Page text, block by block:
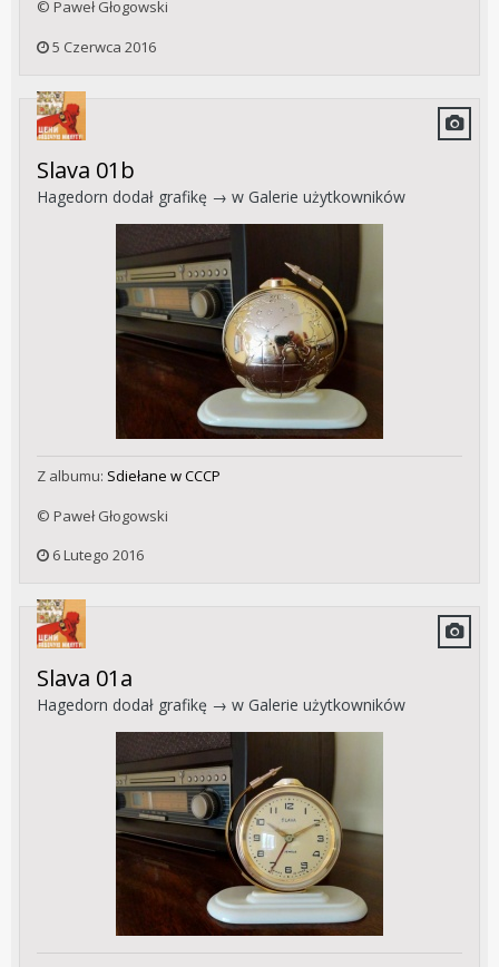
© Paweł Głogowski
5 Czerwca 2016
Slava 01b
Hagedorn dodał grafikę → w Galerie użytkowników
Z albumu: Sdiełane w CCCP
© Paweł Głogowski
6 Lutego 2016
Slava 01a
Hagedorn dodał grafikę → w Galerie użytkowników